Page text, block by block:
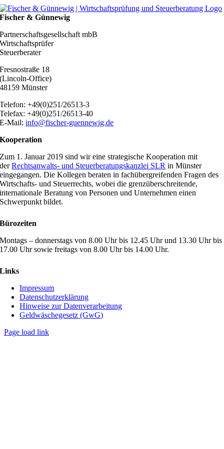
Zum
Inhalt
Fischer & Günnewig
Partnerschaftsgesellschaft mbB
Wirtschaftsprüfer
Steuerberater
Fresnostraße 18
(Lincoln-Office)
48159 Münster
Telefon: +49(0)251/26513-3
Telefax: +49(0)251/26513-40
E-Mail:info@fischer-guennewig.de
Kooperation
Zum 1. Januar 2019 sind wir eine strategische Kooperation mit
derRechtsanwalts- und Steuerberatungskanzlei SLR in Münster
eingegangen. Die Kollegen beraten in fachübergreifenden Fragen des
Wirtschafts- und Steuerrechts, wobei die grenzüberschreitende,
internationale Beratung von Personen und Unternehmen einen
Schwerpunkt bildet.
Bürozeiten
Montags – donnerstags von 8.00 Uhr bis 12.45 Uhr und 13.30 Uhr bis
17.00 Uhr sowie freitags von 8.00 Uhr bis 14.00 Uhr.
Links
Impressum
Datenschutzerklärung
Hinweise zur Datenverarbeitung
Geldwäschegesetz (GwG)
Page load link